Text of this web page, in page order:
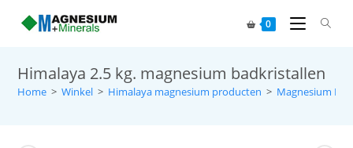
0
Himalaya 2.5 kg. magnesium badkristallen
Home > Winkel > Himalaya magnesium producten > Magnesium